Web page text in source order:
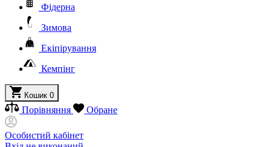
Фідерна
Зимова
Екіпірування
Кемпінг
Кошик 0
Порівняння Обране
Особистий кабінет